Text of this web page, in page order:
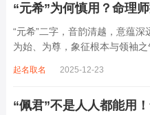
“元希”为何慎用？命理
“元希”二字，音韵清越，意蕴
为始、为尊，象征根本与领袖之
象。然姓名非止文雅，实为命
起名取名 2025-12-23
“佩君”不是人人都能用